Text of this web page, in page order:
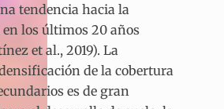
tendencia hacia la
los últimos 20 años
et al., 2019). La
de la cobertura
es de gran